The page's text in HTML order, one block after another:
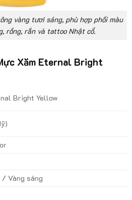
vàng tươi sáng, phù hợp phối màu
rồng, rắn và tattoo Nhật cổ.
Xăm Eternal Bright
Bright Yellow
Vàng sáng